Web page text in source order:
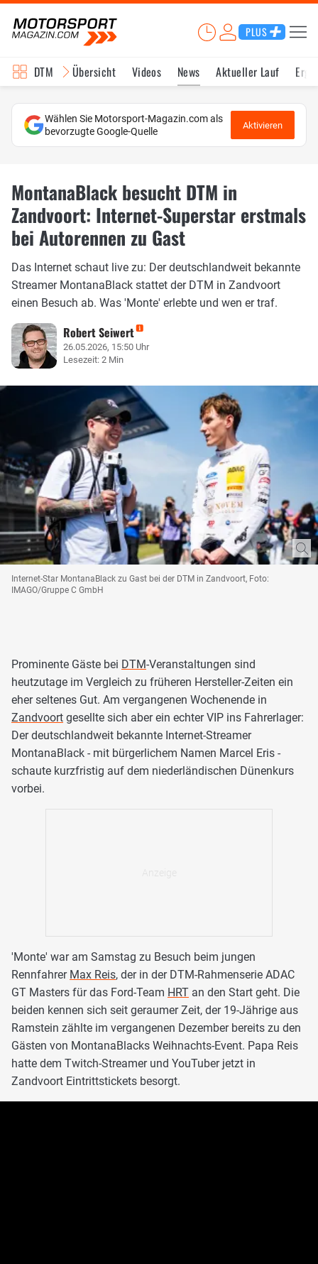
PLUS
DTM Übersicht Videos News Aktueller Lauf
Wählen Sie Motorsport-Magazin.com als
bevorzugte Google-Quelle
Aktivieren
MontanaBlack besucht DTM in
Zandvoort: Internet-Superstar erstmals
bei Autorennen zu Gast
Das Internet schaut live zu: Der deutschlandweit bekannte
Streamer MontanaBlack stattet der DTM in Zandvoort
einen Besuch ab. Was 'Monte' erlebte und wen er traf.
Robert Seiwert
26.05.2026, 15:50 Uhr
Lesezeit: 2 Min
Internet-Star MontanaBlack zu Gast bei der DTM in Zandvoort, Foto:
IMAGO/Gruppe C GmbH
Prominente Gäste bei DTM-Veranstaltungen sind
heutzutage im Vergleich zu früheren Hersteller-Zeiten ein
eher seltenes Gut. Am vergangenen Wochenende in
Zandvoort gesellte sich aber ein echter VIP ins Fahrerlager:
Der deutschlandweit bekannte Internet-Streamer
MontanaBlack - mit bürgerlichem Namen Marcel Eris -
schaute kurzfristig auf dem niederländischen Dünenkurs
vorbei.
'Monte' war am Samstag zu Besuch beim jungen
Rennfahrer Max Reis, der in der DTM-Rahmenserie ADAC
GT Masters für das Ford-Team HRT an den Start geht. Die
beiden kennen sich seit geraumer Zeit, der 19-Jährige aus
Ramstein zählte im vergangenen Dezember bereits zu den
Gästen von MontanaBlacks Weihnachts-Event. Papa Reis
hatte dem Twitch-Streamer und YouTuber jetzt in
Zandvoort Eintrittstickets besorgt.